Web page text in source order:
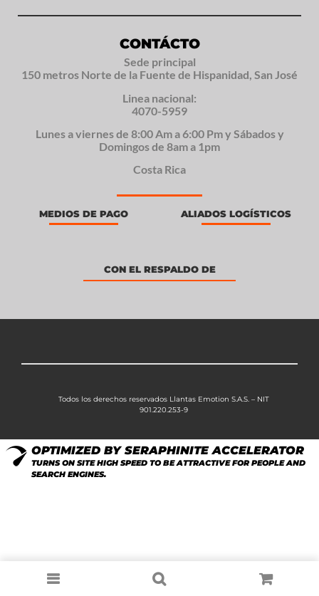
CONTÁCTO
Sede principal
150 metros Norte de la Fuente de Hispanidad, San José
Linea nacional:
4070-5959
Lunes a viernes de 8:00 Am a 6:00 Pm y Sábados y
Domingos de 8am a 1pm
Costa Rica
MEDIOS DE PAGO ALIADOS LOGÍSTICOS
CON EL RESPALDO DE
Todos los derechos reservados Llantas Emotion S.A.S. – NIT
901.220.253-9
OPTIMIZED BY SERAPHINITE ACCELERATOR
TURNS ON SITE HIGH SPEED TO BE ATTRACTIVE FOR PEOPLE AND
SEARCH ENGINES.